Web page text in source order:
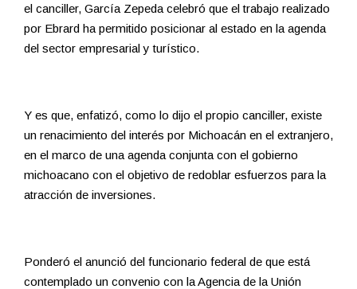
el canciller, García Zepeda celebró que el trabajo realizado
por Ebrard ha permitido posicionar al estado en la agenda
del sector empresarial y turístico.
Y es que, enfatizó, como lo dijo el propio canciller, existe
un renacimiento del interés por Michoacán en el extranjero,
en el marco de una agenda conjunta con el gobierno
michoacano con el objetivo de redoblar esfuerzos para la
atracción de inversiones.
Ponderó el anunció del funcionario federal de que está
contemplado un convenio con la Agencia de la Unión